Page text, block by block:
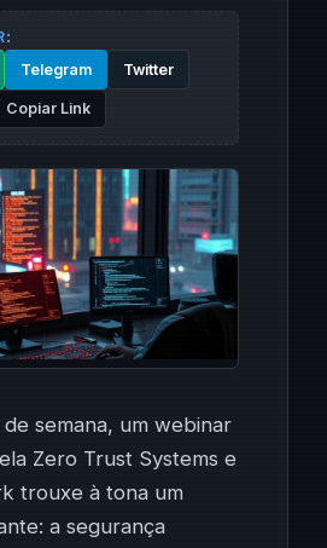
Telegram Twitter
Copiar Link
semana, um webinar
Zero Trust Systems e
trouxe à tona um
a segurança